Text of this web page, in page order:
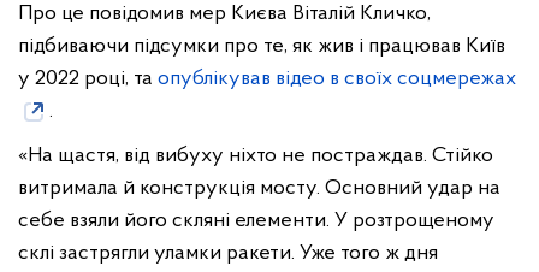
Про це повідомив мер Києва Віталій Кличко,
підбиваючи підсумки про те, як жив і працював Київ
у 2022 році, та опублікував відео в своїх соцмережах
.
«На щастя, від вибуху ніхто не постраждав. Стійко
витримала й конструкція мосту. Основний удар на
себе взяли його скляні елементи. У розтрощеному
склі застрягли уламки ракети. Уже того ж дня